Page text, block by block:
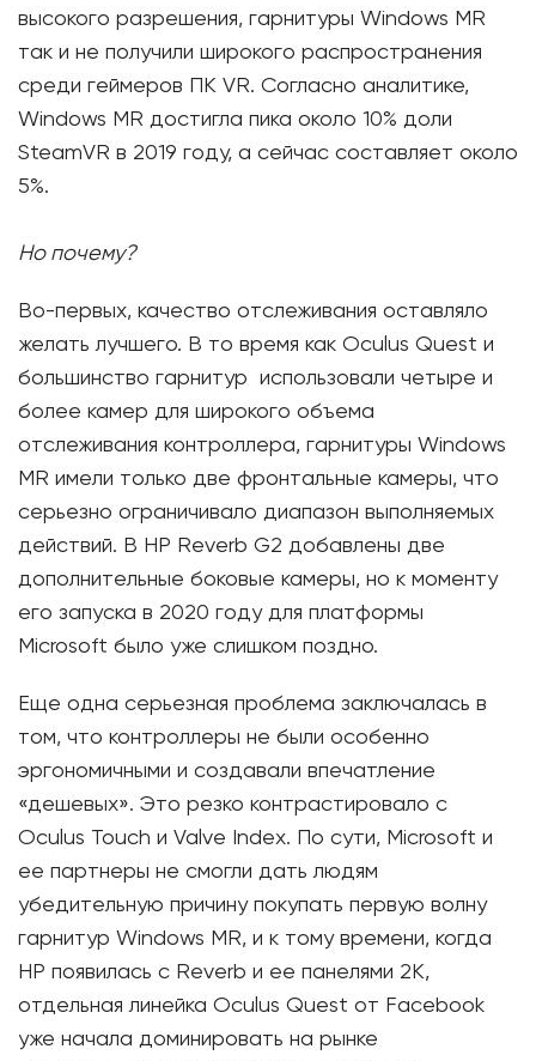
высокого разрешения, гарнитуры Windows MR
так и не получили широкого распространения
среди геймеров ПК VR. Согласно аналитике,
Windows MR достигла пика около 10% доли
SteamVR в 2019 году, а сейчас составляет около
5%.
Но почему?
Во-первых, качество отслеживания оставляло
желать лучшего. В то время как Oculus Quest и
большинство гарнитур использовали четыре и
более камер для широкого объема
отслеживания контроллера, гарнитуры Windows
MR имели только две фронтальные камеры, что
серьезно ограничивало диапазон выполняемых
действий. В HP Reverb G2 добавлены две
дополнительные боковые камеры, но к моменту
его запуска в 2020 году для платформы
Microsoft было уже слишком поздно.
Еще одна серьезная проблема заключалась в
том, что контроллеры не были особенно
эргономичными и создавали впечатление
«дешевых». Это резко контрастировало с
Oculus Touch и Valve Index. По сути, Microsoft и
ее партнеры не смогли дать людям
убедительную причину покупать первую волну
гарнитур Windows MR, и к тому времени, когда
HP появилась с Reverb и ее панелями 2K,
отдельная линейка Oculus Quest от Facebook
уже начала доминировать на рынке